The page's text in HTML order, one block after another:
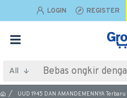
LOGIN REGISTER
All
UUD 1945 DAN AMANDEMENNYA Terbaru